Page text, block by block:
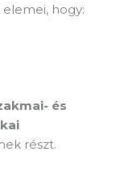
hogy:
és
részt.